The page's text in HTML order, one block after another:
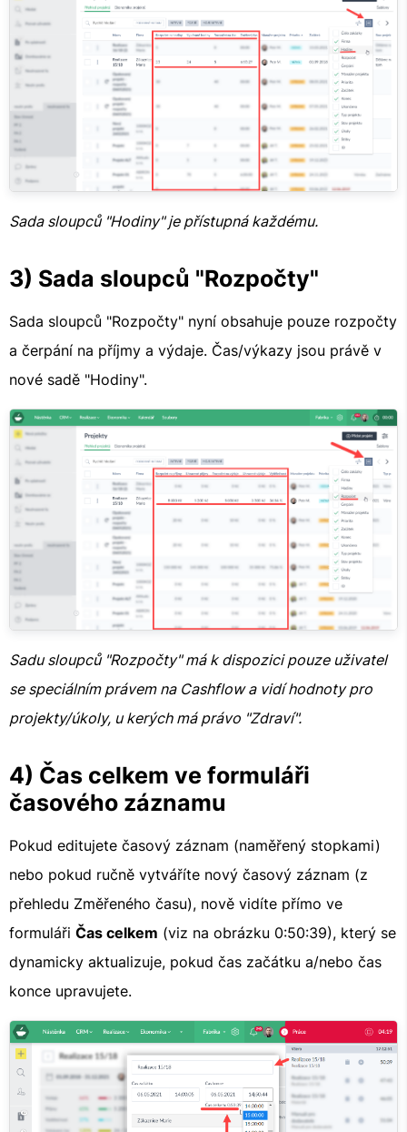
Sada sloupců "Hodiny" je přístupná každému.
3) Sada sloupců "Rozpočty"
Sada sloupců "Rozpočty" nyní obsahuje pouze rozpočty
a čerpání na příjmy a výdaje. Čas/výkazy jsou právě v
nové sadě "Hodiny".
Sadu sloupců "Rozpočty" má k dispozici pouze uživatel
se speciálním právem na Cashflow a vidí hodnoty pro
projekty/úkoly, u kerých má právo "Zdraví".
4) Čas celkem ve formuláři
časového záznamu
Pokud editujete časový záznam (naměřený stopkami)
nebo pokud ručně vytváříte nový časový záznam (z
přehledu Změřeného času), nově vidíte přímo ve
formuláři Čas celkem (viz na obrázku 0:50:39), který se
dynamicky aktualizuje, pokud čas začátku a/nebo čas
konce upravujete.